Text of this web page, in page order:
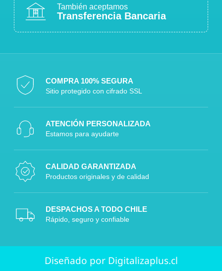
También aceptamos
Transferencia Bancaria
COMPRA 100% SEGURA
Sitio protegido con cifrado SSL
ATENCIÓN PERSONALIZADA
Estamos para ayudarte
CALIDAD GARANTIZADA
Productos originales y de calidad
DESPACHOS A TODO CHILE
Rápido, seguro y confiable
Diseñado por Digitalizaplus.cl